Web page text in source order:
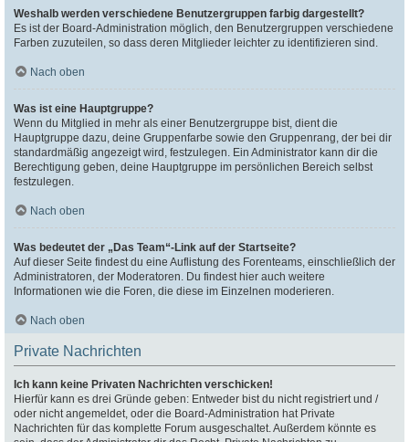
Weshalb werden verschiedene Benutzergruppen farbig dargestellt?
Es ist der Board-Administration möglich, den Benutzergruppen verschiedene
Farben zuzuteilen, so dass deren Mitglieder leichter zu identifizieren sind.
Nach oben
Was ist eine Hauptgruppe?
Wenn du Mitglied in mehr als einer Benutzergruppe bist, dient die
Hauptgruppe dazu, deine Gruppenfarbe sowie den Gruppenrang, der bei dir
standardmäßig angezeigt wird, festzulegen. Ein Administrator kann dir die
Berechtigung geben, deine Hauptgruppe im persönlichen Bereich selbst
festzulegen.
Nach oben
Was bedeutet der „Das Team“-Link auf der Startseite?
Auf dieser Seite findest du eine Auflistung des Forenteams, einschließlich der
Administratoren, der Moderatoren. Du findest hier auch weitere
Informationen wie die Foren, die diese im Einzelnen moderieren.
Nach oben
Private Nachrichten
Ich kann keine Privaten Nachrichten verschicken!
Hierfür kann es drei Gründe geben: Entweder bist du nicht registriert und /
oder nicht angemeldet, oder die Board-Administration hat Private
Nachrichten für das komplette Forum ausgeschaltet. Außerdem könnte es